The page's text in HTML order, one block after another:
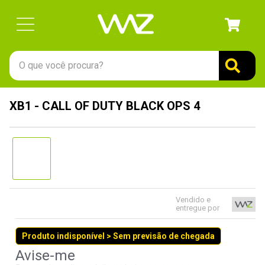
O que você procura?
XB1 - CALL OF DUTY BLACK OPS 4
Vendido e
entregue por
Produto indisponível > Sem previsão de chegada
º
gabinete
6º
mouse
7º
jonsbo